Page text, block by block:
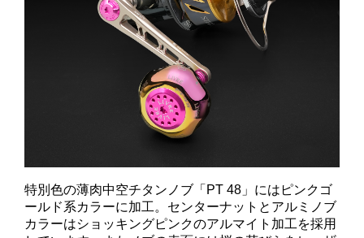
特別色の薄肉中空チタンノブ「PT 48」にはピンクゴ
ールド系カラーに加工。センターナットとアルミノブ
カラーはショッキングピンクのアルマイト加工を採用